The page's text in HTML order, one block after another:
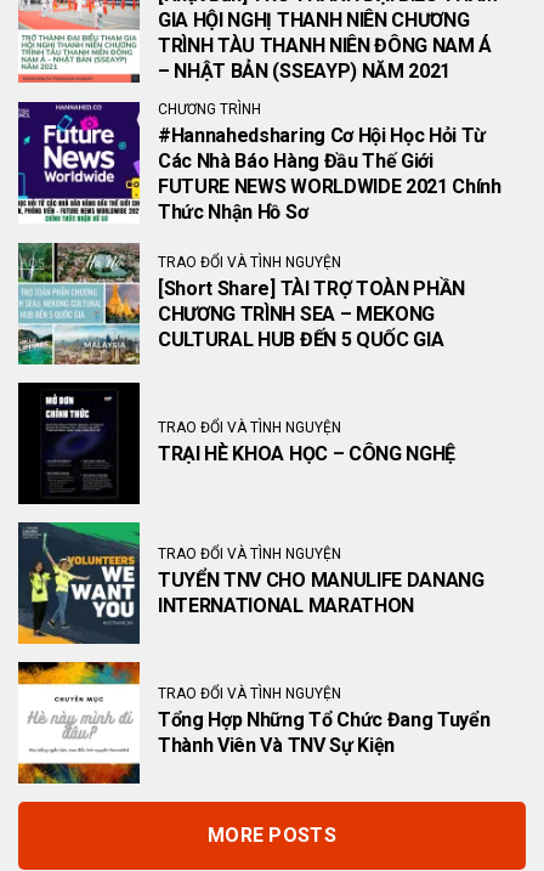
GIA HỘI NGHỊ THANH NIÊN CHƯƠNG
TRÌNH TÀU THANH NIÊN ĐÔNG NAM Á
– NHẬT BẢN (SSEAYP) NĂM 2021
CHƯƠNG TRÌNH
#Hannahedsharing Cơ Hội Học Hỏi Từ
Các Nhà Báo Hàng Đầu Thế Giới
FUTURE NEWS WORLDWIDE 2021 Chính
Thức Nhận Hồ Sơ
TRAO ĐỔI VÀ TÌNH NGUYỆN
[Short Share] TÀI TRỢ TOÀN PHẦN
CHƯƠNG TRÌNH SEA – MEKONG
CULTURAL HUB ĐẾN 5 QUỐC GIA
TRAO ĐỔI VÀ TÌNH NGUYỆN
TRẠI HÈ KHOA HỌC – CÔNG NGHỆ
TRAO ĐỔI VÀ TÌNH NGUYỆN
TUYỂN TNV CHO MANULIFE DANANG
INTERNATIONAL MARATHON
TRAO ĐỔI VÀ TÌNH NGUYỆN
Tổng Hợp Những Tổ Chức Đang Tuyển
Thành Viên Và TNV Sự Kiện
MORE POSTS